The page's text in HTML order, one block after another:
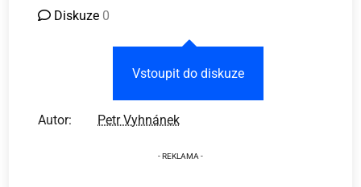
Diskuze 0
Vstoupit do diskuze
Autor: Petr Vyhnánek